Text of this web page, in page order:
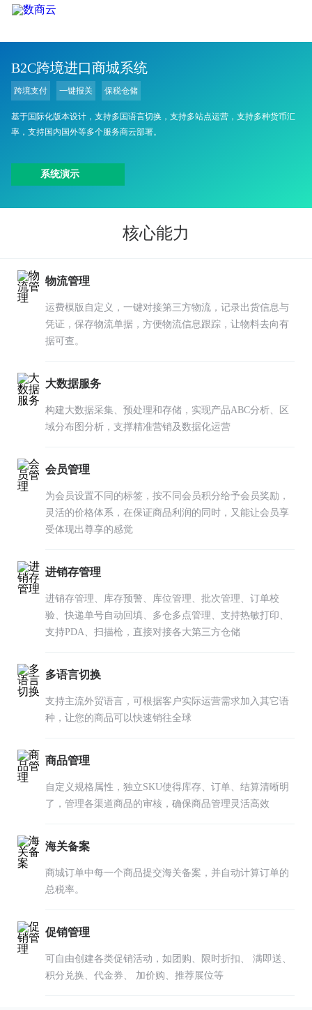
B2C跨境进口商城系统
跨境支付 一键报关 保税仓储
基于国际化版本设计，支持多国语言切换，支持多站点运营，支持多种货币汇
率，支持国内国外等多个服务商云部署。
系统演示
核心能力
物流管理
运费模版自定义，一键对接第三方物流，记录出货信息与
凭证，保存物流单据，方便物流信息跟踪，让物料去向有
据可查。
大数据服务
构建大数据采集、预处理和存储，实现产品ABC分析、区
域分布图分析，支撑精准营销及数据化运营
会员管理
为会员设置不同的标签，按不同会员积分给予会员奖励，
灵活的价格体系，在保证商品利润的同时，又能让会员享
受体现出尊享的感觉
进销存管理
进销存管理、库存预警、库位管理、批次管理、订单校
验、快递单号自动回填、多仓多点管理、支持热敏打印、
支持PDA、扫描枪，直接对接各大第三方仓储
多语言切换
支持主流外贸语言，可根据客户实际运营需求加入其它语
种，让您的商品可以快速销往全球
商品管理
自定义规格属性，独立SKU使得库存、订单、结算清晰明
了，管理各渠道商品的审核，确保商品管理灵活高效
海关备案
商城订单中每一个商品提交海关备案，并自动计算订单的
总税率。
促销管理
可自由创建各类促销活动，如团购、限时折扣、 满即送、
积分兑换、代金券、 加价购、推荐展位等